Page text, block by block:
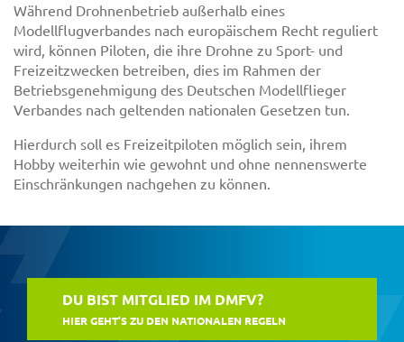
Während Drohnenbetrieb außerhalb eines
Modellflugverbandes nach europäischem Recht reguliert
wird, können Piloten, die ihre Drohne zu Sport- und
Freizeitzwecken betreiben, dies im Rahmen der
Betriebsgenehmigung des Deutschen Modellflieger
Verbandes nach geltenden nationalen Gesetzen tun.
Hierdurch soll es Freizeitpiloten möglich sein, ihrem
Hobby weiterhin wie gewohnt und ohne nennenswerte
Einschränkungen nachgehen zu können.
DU BIST MITGLIED IM DMFV?
HIER GEHT’S ZU DEN NATIONALEN REGELN